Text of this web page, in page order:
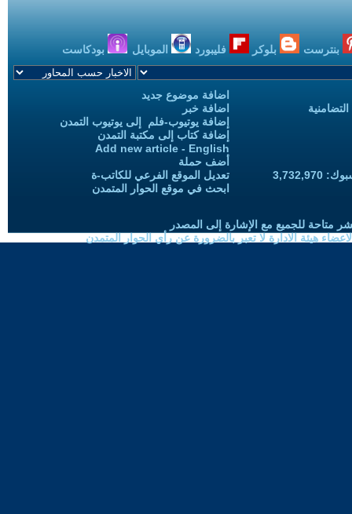
بنترست بلوكر فليبورد الموبايل بودكاست
اضافة موضوع جديد
اضافة خبر
إضافة يوتيوب-فلم إلى يوتيوب التمدن
إضافة كتاب إلى مكتبة التمدن
Add new article - English
أضف حملة
تعديل الموقع الفرعي للكاتب-ة
ابحث في موقع الحوار المتمدن
متاحة للجميع مع الإشارة إلى المصدر
هيئة الادارة لا تعبر بالضرورة عن رأي الحوار المتمدن